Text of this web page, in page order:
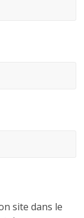
site dans le